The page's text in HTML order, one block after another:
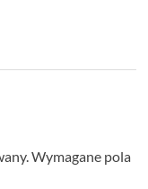
Wymagane pola